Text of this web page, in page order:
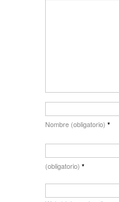
Nombre (obligatorio) *
(obligatorio) *